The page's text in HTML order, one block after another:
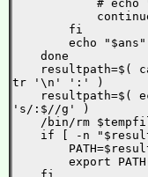
tr '\n' ':' )
's/:$//g' )